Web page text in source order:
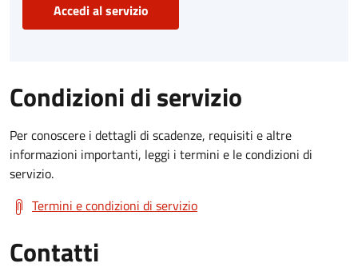
Accedi al servizio
Condizioni di servizio
Per conoscere i dettagli di scadenze, requisiti e altre
informazioni importanti, leggi i termini e le condizioni di
servizio.
Termini e condizioni di servizio
Contatti